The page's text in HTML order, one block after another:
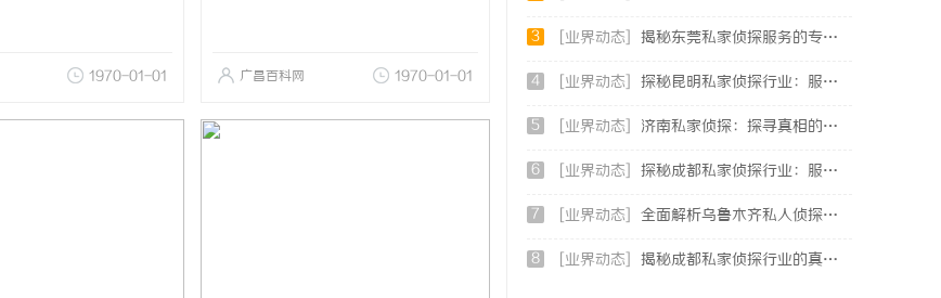
1970-01-01 广昌百科网 1970-01-01
3 [业界动态] 揭秘东莞私家侦探服务的专业性与应用领域详解
4 [业界动态] 探秘昆明私家侦探行业：服务、优势与法律守护
5 [业界动态] 济南私家侦探：探寻真相的隐秘守护者
6 [业界动态] 探秘成都私家侦探行业：服务、案例与市场现状全面解析
7 [业界动态] 全面解析乌鲁木齐私人侦探服务的优势与应用
8 [业界动态] 揭秘成都私家侦探行业的真实面貌与专业服务